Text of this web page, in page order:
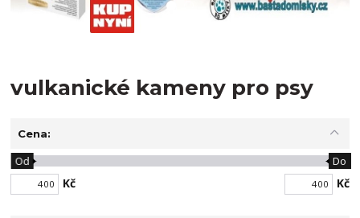
vulkanické kameny pro psy
Cena:
Kč
Od Do
Kč